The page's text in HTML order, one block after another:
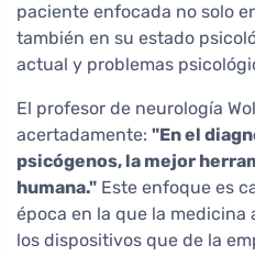
paciente enfocada no solo
también en su estado
actual y problemas
El profesor de neurología
acertadamente: "En el
psicógenos, la mejor
humana." Este enfoque es
época en la que la medicina
los dispositivos que de la